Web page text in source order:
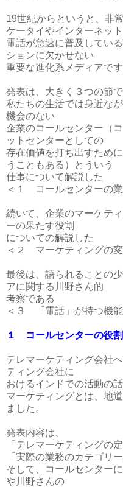
19世紀からというと、非
ケータイやインターネット
電話が急速に普及してい
ションに欠かせない
重要な進化系メディアです
発表は、大きく３つの節
私たちの生活では身近な
機会のない
企業のコールセンター（
ットセンターとしての
存在価値を打ち出すため
うこともある）とういう
仕事について解説した
＜１ コールセンターの
続いて、企業のマーケテ
ーの果たす役割
についての解説した
＜２ マーケティングの
最後は、語られることの
アに関する川野さん的
考察である
＜３ 「電話」が持つ機能
１ コールセンターの役割
テレマーケティング会社
ティング会社に
おけるインドでの活動の
マーケティングとは、地
ました。
発表内容は、
「テレマーケティングの
「実際の業務のカテゴリ
そして、コールセンター
や川野さんの